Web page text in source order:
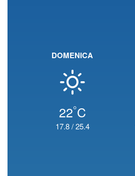
DOMENICA
22°C
17.8/25.4